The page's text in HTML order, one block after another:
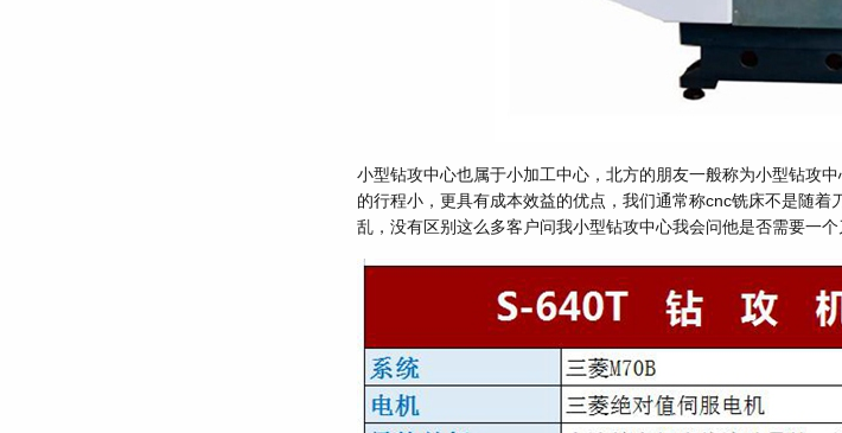
小型钻攻中心也属于小加工中心，北方的朋友一般称为小型钻攻
的行程小，更具有成本效益的优点，我们通常称cnc铣床不是随
乱，没有区别这么多客户问我小型钻攻中心我会问他是否需要一个